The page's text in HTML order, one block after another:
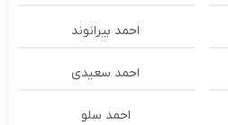
احمد بیرانوند
احمد سعیدی
احمد سلو